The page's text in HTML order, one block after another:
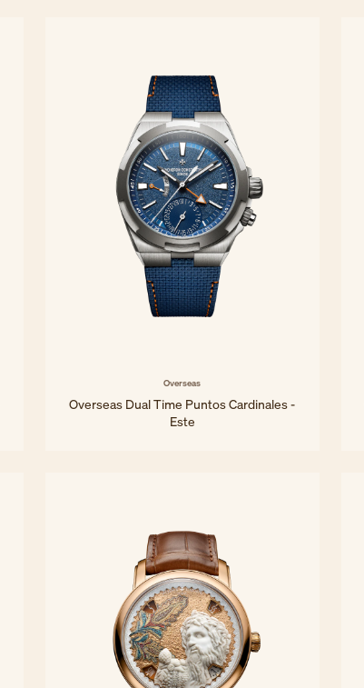
Overseas
Overseas Dual Time Puntos Cardinales -
Este